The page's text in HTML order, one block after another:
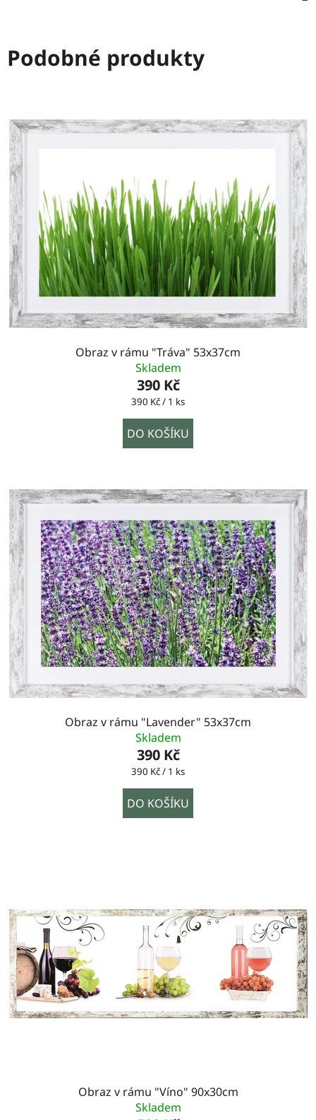
Podobné produkty
Obraz v rámu "Tráva" 53x37cm
Skladem
390 Kč
Měrná
390 Kč / 1 ks
DO KOŠÍKU
Obraz v rámu "Lavender" 53x37cm
Skladem
390 Kč
Měrná
390 Kč / 1 ks
DO KOŠÍKU
Obraz v rámu "Víno" 90x30cm
Skladem